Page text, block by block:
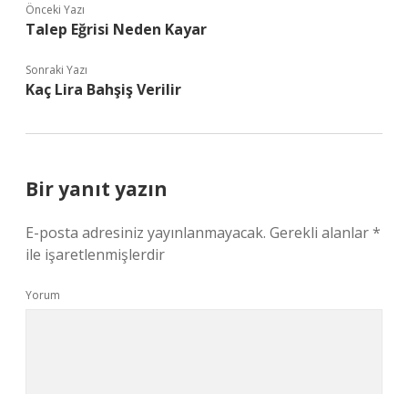
Önceki Yazı
Talep Eğrisi Neden Kayar
Sonraki Yazı
Kaç Lira Bahşiş Verilir
Bir yanıt yazın
E-posta adresiniz yayınlanmayacak. Gerekli alanlar*
ile işaretlenmişlerdir
Yorum